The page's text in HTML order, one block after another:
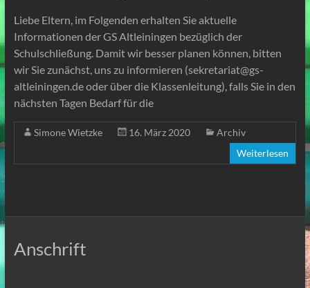
Liebe Eltern, im Folgenden erhalten Sie aktuelle
Informationen der GS Altleiningen bezüglich der
Schulschließung. Damit wir besser planen können, bitten
wir Sie zunächst, uns zu informieren (sekretariat@gs-
altleiningen.de oder über die Klassenleitung), falls Sie in den
nächsten Tagen Bedarf für die
Simone Wietzke 16. März 2020
Archiv
Weiterlesen
Anschrift